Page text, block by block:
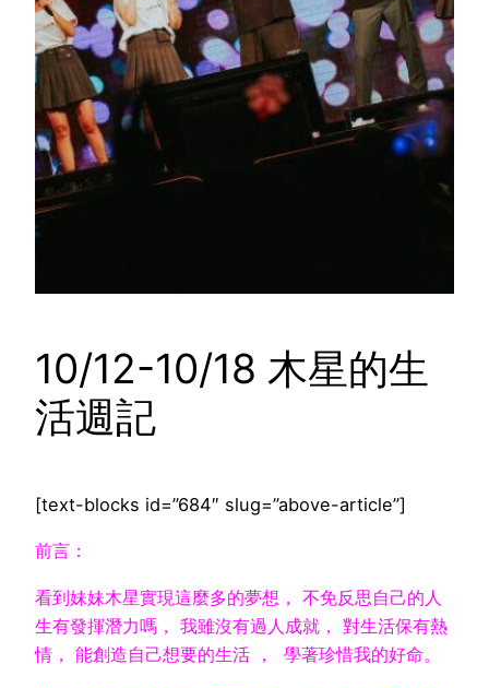
10/12-10/18 木星的生
活週記
[text-blocks id=”684″ slug=”above-article”]
前言：
看到妹妹木星實現這麼多的夢想， 不免反思自己的人
生有發揮潛力嗎， 我雖沒有過人成就， 對生活保有熱
情， 能創造自己想要的生活 ， 學著珍惜我的好命。